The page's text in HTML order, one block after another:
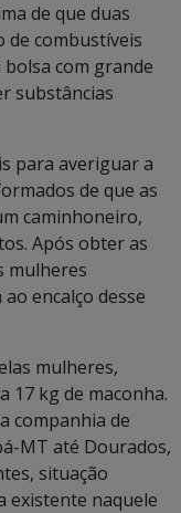
de que duas
de combustíveis
bolsa com grande
substâncias
para averiguar a
de que as
caminhoneiro,
Após obter as
mulheres
encalço desse
mulheres,
17 kg de maconha.
companhia de
MT até Dourados,
situação
existente naquele